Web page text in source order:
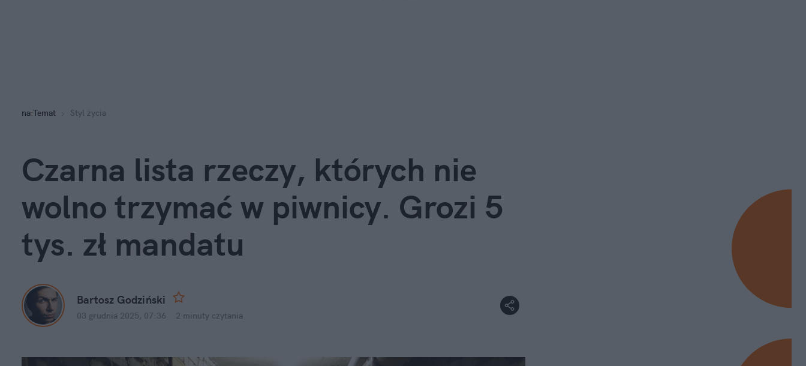
na:Temat Styl życia
Czarna lista rzeczy, których nie
wolno trzymać w piwnicy. Grozi 5
tys. zł mandatu
Bartosz Godziński
03 grudnia 2025, 07:36 2 minuty czytania